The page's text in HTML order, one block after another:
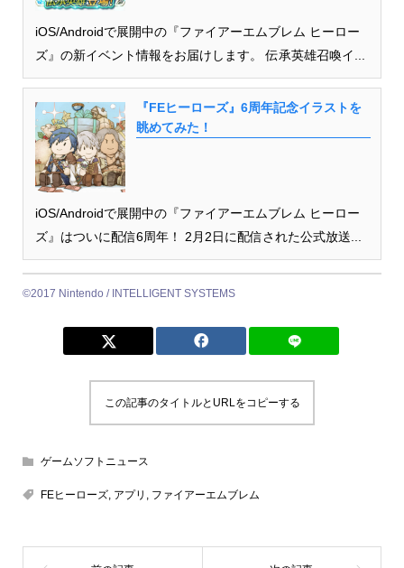
iOS/Androidで展開中の『ファイアーエムブレム ヒーロー
ズ』の新イベント情報をお届けします。 伝承英雄召喚イ...
『FEヒーローズ』6周年記念イラストを
眺めてみた！
iOS/Androidで展開中の『ファイアーエムブレム ヒーロー
ズ』はついに配信6周年！ 2月2日に配信された公式放送...
©2017 Nintendo / INTELLIGENT SYSTEMS
この記事のタイトルとURLをコピーする
ゲームソフトニュース
FEヒーローズ, アプリ , ファイアーエムブレム